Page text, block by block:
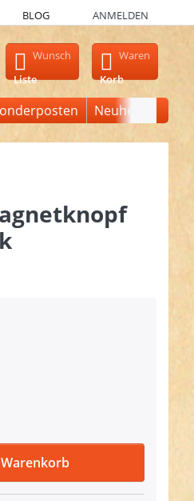
BLOG ANMELDEN
Ergebnisse. Drücken Sie die
Wunsch
Liste
Waren
Korb
Neuheiten
14mm - eckig - 10 Stück